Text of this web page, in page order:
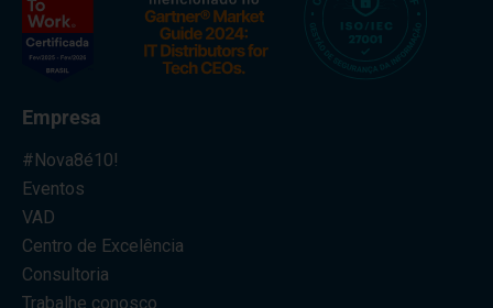
Empresa
#Nova8é10!
Eventos
VAD
Centro de Excelência
Consultoria
Trabalhe conosco